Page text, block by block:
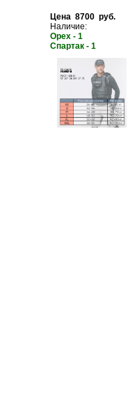
Цена 8700 руб.
Наличие:
Орех - 1
Спартак - 1